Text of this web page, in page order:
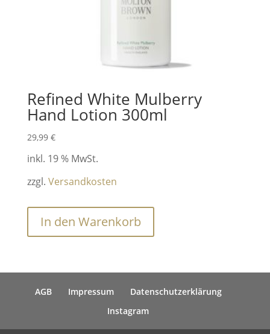
Refined White Mulberry
Hand Lotion 300ml
29,99 €
inkl. 19 % MwSt.
zzgl. Versandkosten
In den Warenkorb
AGB Impressum
Datenschutzerklärung
Instagram